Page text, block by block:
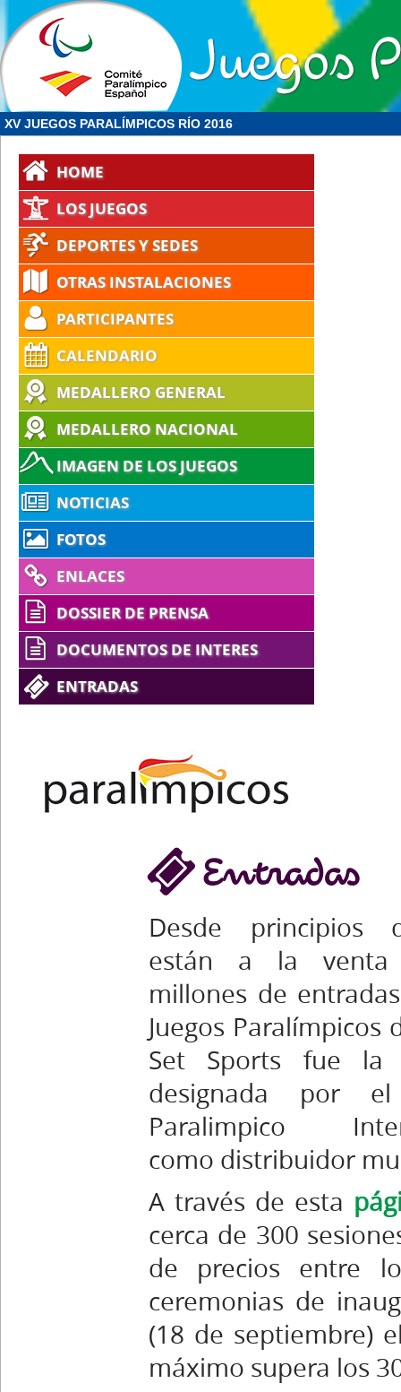
XV JUEGOS PARALÍMPICOS RÍO 2016
HOME
LOS JUEGOS
DEPORTES Y SEDES
OTRAS INSTALACIONES
PARTICIPANTES
CALENDARIO
MEDALLERO GENERAL
MEDALLERO NACIONAL
IMAGEN DE LOS JUEGOS
NOTICIAS
FOTOS
ENLACES
DOSSIER DE PRENSA
DOCUMENTOS DE INTERES
ENTRADAS
Entradas
Desde principios
están a la
millones de
Juegos Paralímpicos
Set Sports fue la
designada por
Paralimpico
como distribuidor
A través de esta
cerca de 300
de precios entre
ceremonias de
(18 de septiembre)
máximo supera los